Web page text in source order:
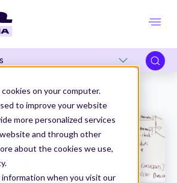
on your computer.
to improve your website
more personalized services
and through other
about the cookies we use,
when you visit our
Design